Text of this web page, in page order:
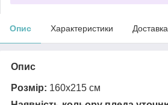
Опис Характеристики Доставка
Опис
Розмір: 160х215 см